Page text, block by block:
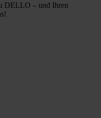
DELLO – und Ihren